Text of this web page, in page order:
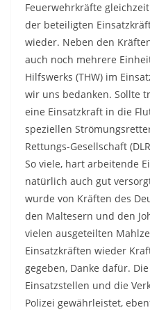
Feuerwehrkräfte
der beteiligten
wieder. Neben den
auch noch mehrere
Hilfswerks (THW) im
wir uns bedanken. Sollte
eine Einsatzkraft in die
speziellen
Rettungs-Gesellschaft
So viele, hart arbeitende
natürlich auch gut
wurde von Kräften des
den Maltesern und den
vielen ausgeteilten
Einsatzkräften wieder
gegeben, Danke dafür.
Einsatzstellen und die
Polizei gewährleistet,